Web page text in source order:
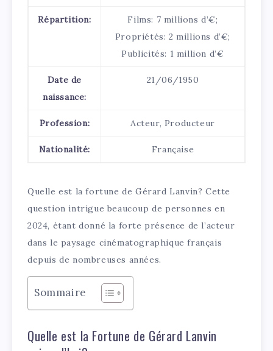
Répartition:
Films: 7 millions d’€;
Propriétés: 2 millions d’€;
Publicités: 1 million d’€
Date de
naissance:
21/06/1950
Profession: Acteur, Producteur
Nationalité: Française
Quelle est la fortune de Gérard Lanvin? Cette
question intrigue beaucoup de personnes en
2024, étant donné la forte présence de l’acteur
dans le paysage cinématographique français
depuis de nombreuses années.
Sommaire
Quelle est la Fortune de Gérard Lanvin